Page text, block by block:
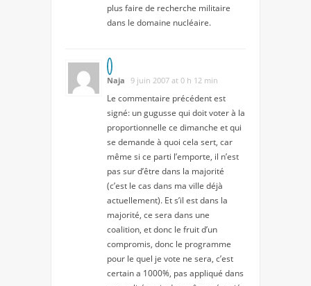
plus faire de recherche militaire
dans le domaine nucléaire.
Naja 9 juin 2007 at 0 h 12 min
Le commentaire précédent est
signé: un gugusse qui doit voter à la
proportionnelle ce dimanche et qui
se demande à quoi cela sert, car
même si ce parti l’emporte, il n’est
pas sur d’être dans la majorité
(c’est le cas dans ma ville déjà
actuellement). Et s’il est dans la
majorité, ce sera dans une
coalition, et donc le fruit d’un
compromis, donc le programme
pour le quel je vote ne sera, c’est
certain a 1000%, pas appliqué dans